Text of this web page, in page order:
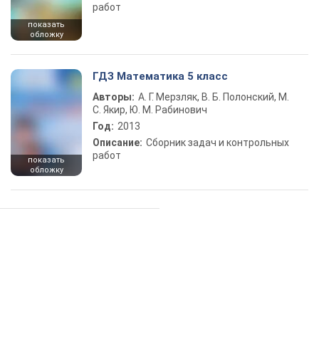
показать
обложку
работ
показать
обложку
ГДЗ Математика 5 класс
Авторы: А. Г. Мерзляк, В. Б. Полонский, М.
С. Якир, Ю. М. Рабинович
Год: 2013
Описание: Сборник задач и контрольных
работ